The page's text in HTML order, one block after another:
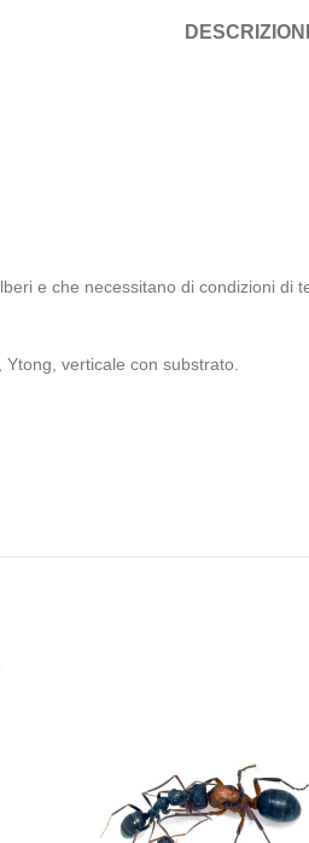
e che necessitano di condizioni
verticale con substrato.